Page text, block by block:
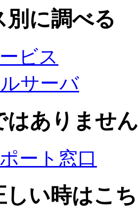
別に調べる
ビス
サーバ
はありませ
ート窓口
しい時はこ